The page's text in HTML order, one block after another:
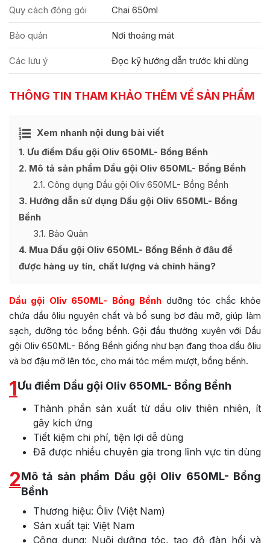
Quy cách đóng gói Chai 650ml
Bảo quản Nơi thoáng mát
Các lưu ý Đọc kỹ hướng dẫn trước khi dùng
THÔNG TIN THAM KHẢO THÊM VỀ SẢN PHẨM
Xem nhanh nội dung bài viết
Ẩn
1 Ưu điểm Dầu gội Oliv 650ML- Bồng Bềnh
2 Mô tả sản phẩm Dầu gội Oliv 650ML- Bồng Bềnh
2.1 Công dụng Dầu gội Oliv 650ML- Bồng Bềnh
3 Hướng dẫn sử dụng Dầu gội Oliv 650ML- Bồng
Bềnh
3.1 Bảo Quản
4 Mua Dầu gội Oliv 650ML- Bồng Bềnh ở đâu để
được hàng uy tín, chất lượng và chính hãng?
Dầu gội Oliv 650ML- Bồng Bềnh dưỡng tóc chắc khỏe
chứa dầu ôliu nguyên chất và bổ sung bơ đậu mỡ, giúp làm
sạch, dưỡng tóc bồng bềnh. Gội đầu thường xuyên với Dầu
gội Oliv 650ML- Bồng Bềnh giống như bạn đang thoa dầu ôliu
và bơ đậu mỡ lên tóc, cho mái tóc mềm mượt, bồng bềnh.
1Ưu điểm Dầu gội Oliv 650ML- Bồng Bềnh
Thành phần sản xuất từ dầu oliv thiên nhiên, ít
gây kích ứng
Tiết kiệm chi phí, tiện lợi dễ dùng
Đã được nhiều chuyên gia trong lĩnh vực tin dùng
2Mô tả sản phẩm Dầu gội Oliv 650ML- Bồng
Bềnh
Thương hiệu: Ôliv (Việt Nam)
Sản xuất tại: Việt Nam
Công dụng: Nuôi dưỡng tóc, tạo độ đàn hồi và